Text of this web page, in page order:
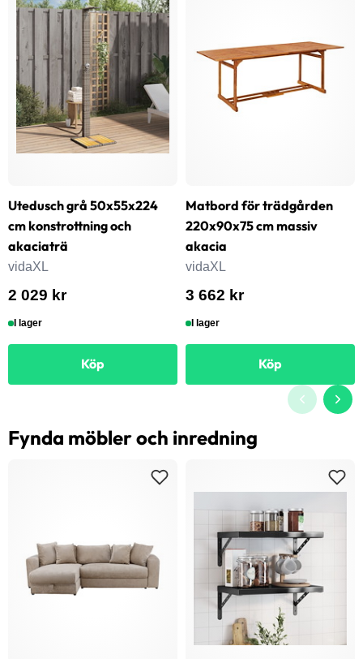
Utedusch grå 50x55x224
cm konstrottning och
akaciaträ
vidaXL
2 029 kr
I lager
Köp
Matbord för trädgården
220x90x75 cm massiv
akacia
vidaXL
3 662 kr
I lager
Köp
Fynda möbler och inredning